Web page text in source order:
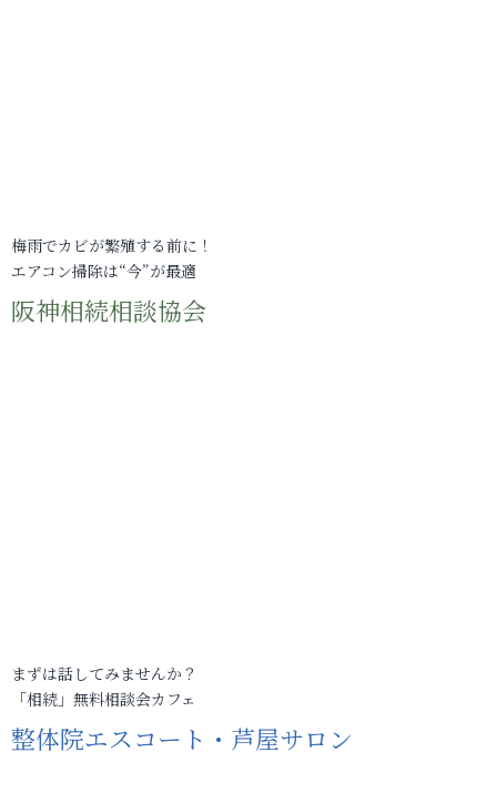
梅雨でカビが繁殖する前に！
エアコン掃除は“今”が最適
阪神相続相談協会
まずは話してみませんか？
「相続」無料相談会カフェ
整体院エスコート・芦屋サロン